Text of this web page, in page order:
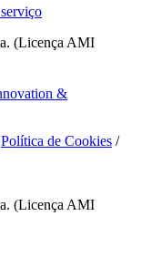
(Licença AMI
&
Política de Cookies /
(Licença AMI